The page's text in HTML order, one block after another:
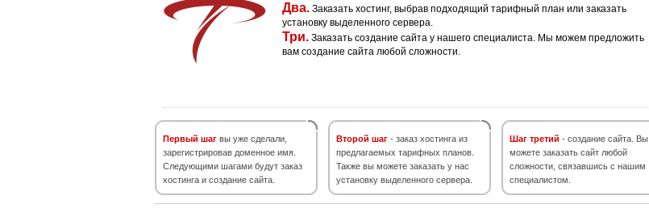
Два. Заказать хостинг, выбрав подходящий тарифный план или заказать
установку выделенного сервера.
Три. Заказать создание сайта у нашего специалиста. Мы можем предложить
вам создание сайта любой сложности.
Первый шаг вы уже сделали,
зарегистрировав доменное имя.
Следующими шагами будут заказ
хостинга и создание сайта.
Второй шаг - заказ хостинга из
предлагаемых тарифных планов.
Также вы можете заказать у нас
установку выделенного сервера.
Шаг третий - создание сайта. Вы
можете заказать сайт любой
сложности, связавшись с нашим
специалистом.